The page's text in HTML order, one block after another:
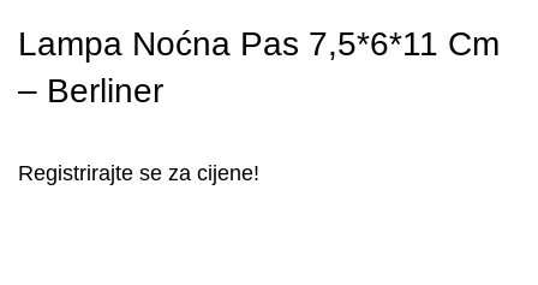
Lampa Noćna Pas 7,5*6*11 Cm
– Berliner
Registrirajte se za cijene!